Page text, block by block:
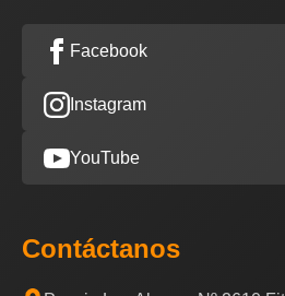
Facebook
Instagram
YouTube
Contáctanos